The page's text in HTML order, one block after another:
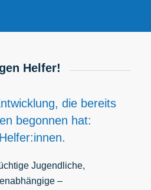
Helfer!
die bereits
begonnen hat:
Jugendliche,
–